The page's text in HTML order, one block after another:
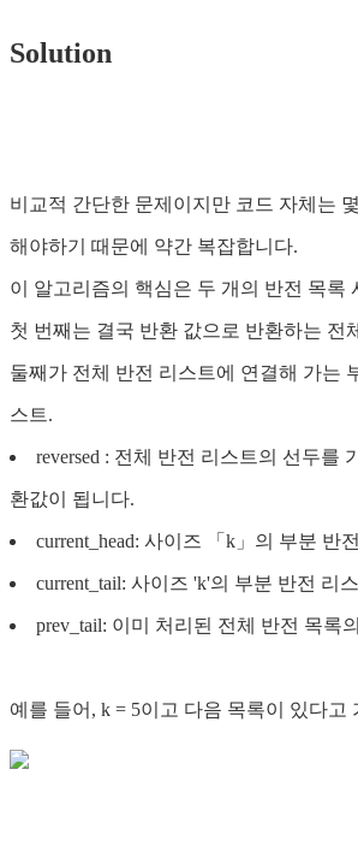
Solution
비교적 간단한 문제이지만 코드 자체는
해야하기 때문에 약간 복잡합니다.
이 알고리즘의 핵심은 두 개의 반전 목록
첫 번째는 결국 반환 값으로 반환하는 전
둘째가 전체 반전 리스트에 연결해 가는
스트.
reversed : 전체 반전 리스트의 선두를
환값이 됩니다.
current_head: 사이즈 「k」의 부분 반
current_tail: 사이즈 'k'의 부분 반전 리
prev_tail: 이미 처리된 전체 반전 목록
예를 들어, k = 5이고 다음 목록이 있다고